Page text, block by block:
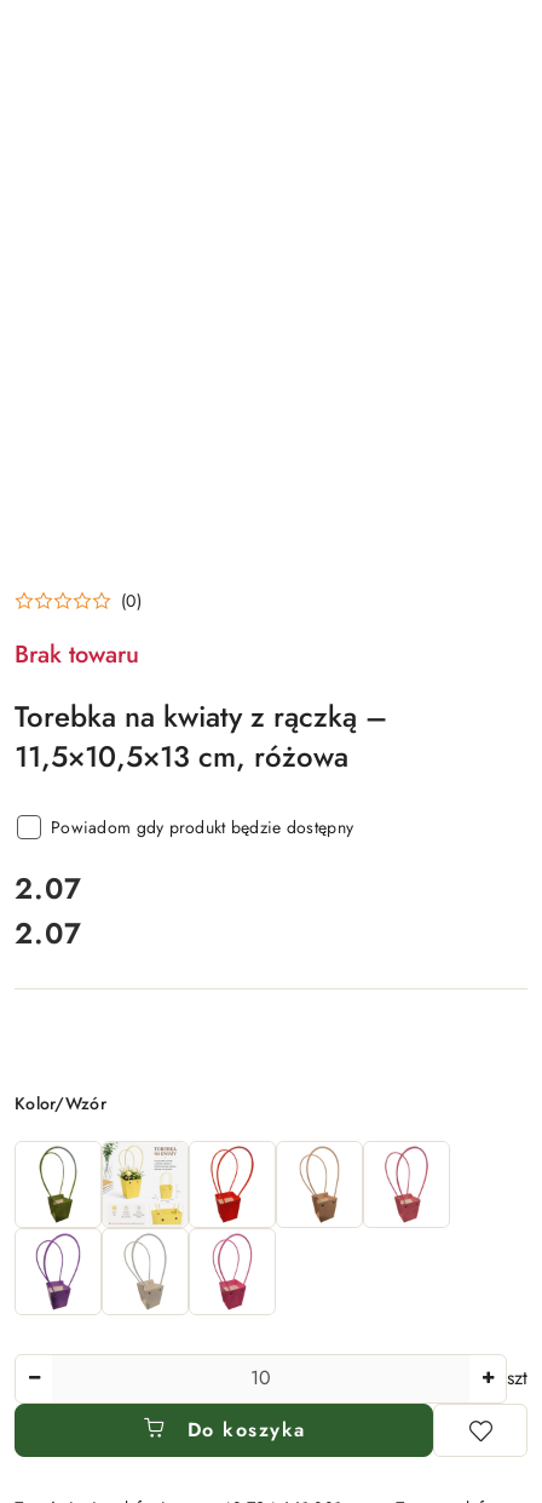
(0)
Brak towaru
Torebka na kwiaty z rączką –
11,5×10,5×13 cm, różowa
Powiadom gdy produkt będzie dostępny
cena:
2.07
Cena:
2.07
Wariant
Kolor/Wzór
Ilość
szt
Do koszyka